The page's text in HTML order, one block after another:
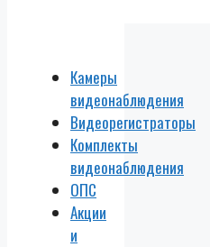
Камеры
видеонаблюдения
Видеорегистраторы
Комплекты
видеонаблюдения
ОПС
Акции
и